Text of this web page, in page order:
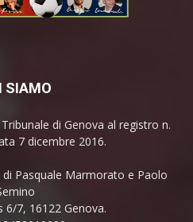
SIAMO
di Genova al registro n.
7 dicembre 2016.
di Pasquale Marmorato e Paolo
6/7, 16122 Genova.